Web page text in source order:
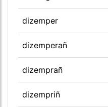
dizemper
dizemperañ
dizemprañ
dizempriñ